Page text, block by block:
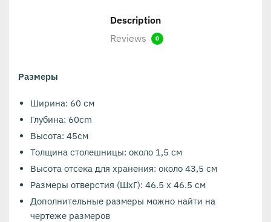
Description
Reviews
0
Размеры
Ширина: 60 см
Глубина: 60cm
Высота: 45см
Толщина столешницы: около 1,5 см
Высота отсека для хранения: около 43,5 см
Размеры отверстия (ШxГ): 46.5 x 46.5 см
Дополнительные размеры можно найти на
чертеже размеров